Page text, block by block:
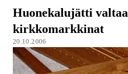
Huonekalujätti valtaa
kirkkomarkkinat
20.10.2006